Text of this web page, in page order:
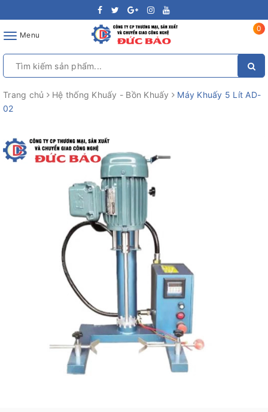
ToggleMenu
0
Trang chủ Hệ thống Khuấy - Bồn Khuấy
Máy Khuấy 5 Lít AD-
02